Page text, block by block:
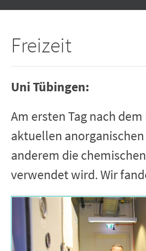
springen
Freizeit
Uni Tübingen:
Am ersten Tag nach
aktuellen
anderem die
verwendet wird. Wir